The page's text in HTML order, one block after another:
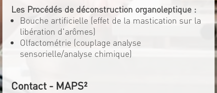
Les Procédés de déconstruction organoleptique :
Bouche artificielle (effet de la mastication sur la
libération d'arômes)
Olfactométrie (couplage analyse
sensorielle/analyse chimique)
Contact - MAPS²